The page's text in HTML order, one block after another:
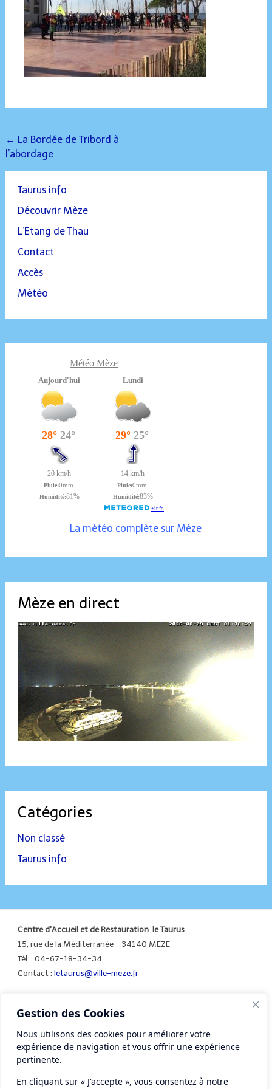
Gestion des Cookies
Nous utilisons des cookies pour améliorer votre
expérience de navigation et vous offrir une expérience
pertinente.
En cliquant sur « J'accepte », vous consentez à notre
Post
navigation
← La Bordée de Tribord à
l’abordage
Taurus info
Découvrir Mèze
L’Etang de Thau
Contact
Accès
Météo
Météo Mèze
La météo complète sur Mèze
Mèze en direct
Catégories
Non classé
Taurus info
Centre d'Accueil et de Restauration le Taurus
15, rue de la Méditerranée - 34140 MEZE
Tél. : 04-67-18-34-34
Contact : letaurus@ville-meze.fr